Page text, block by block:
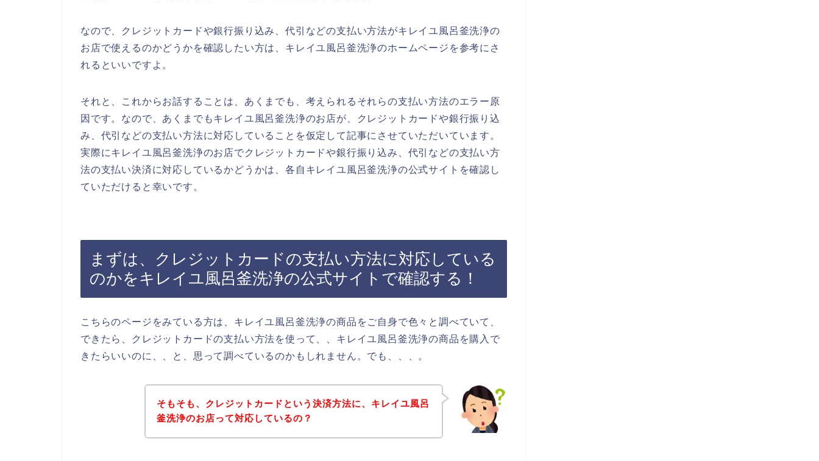
なので、クレジットカードや銀行振り込み、代引などの支払い方法がキレイユ風呂釜洗浄の
お店で使えるのかどうかを確認したい方は、キレイユ風呂釜洗浄のホームページを参考にさ
れるといいですよ。
それと、これからお話することは、あくまでも、考えられるそれらの支払い方法のエラー原
因です。なので、あくまでもキレイユ風呂釜洗浄のお店が、クレジットカードや銀行振り込
み、代引などの支払い方法に対応していることを仮定して記事にさせていただいています。
実際にキレイユ風呂釜洗浄のお店でクレジットカードや銀行振り込み、代引などの支払い方
法の支払い決済に対応しているかどうかは、各自キレイユ風呂釜洗浄の公式サイトを確認し
ていただけると幸いです。
まずは、クレジットカードの支払い方法に対応している
のかをキレイユ風呂釜洗浄の公式サイトで確認する！
こちらのページをみている方は、キレイユ風呂釜洗浄の商品をご自身で色々と調べていて、
できたら、クレジットカードの支払い方法を使って、、キレイユ風呂釜洗浄の商品を購入で
きたらいいのに、、と、思って調べているのかもしれません。でも、、、。
そもそも、クレジットカードという決済方法に、キレイユ風呂
釜洗浄のお店って対応しているの？